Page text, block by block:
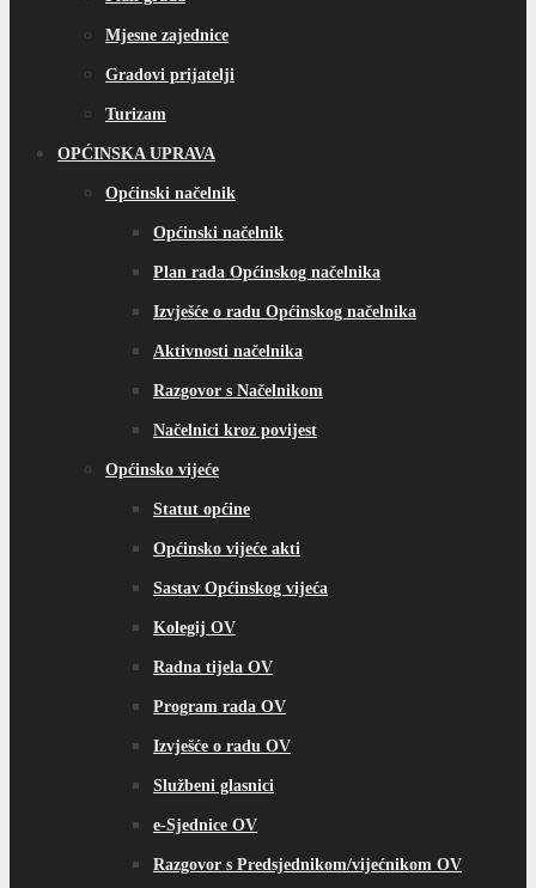
Mjesne zajednice
Gradovi prijatelji
Turizam
OPĆINSKA UPRAVA
Općinski načelnik
Općinski načelnik
Plan rada Općinskog načelnika
Izvješće o radu Općinskog načelnika
Aktivnosti načelnika
Razgovor s Načelnikom
Načelnici kroz povijest
Općinsko vijeće
Statut općine
Općinsko vijeće akti
Sastav Općinskog vijeća
Kolegij OV
Radna tijela OV
Program rada OV
Izvješće o radu OV
Službeni glasnici
e-Sjednice OV
Razgovor s Predsjednikom/vijećnikom OV